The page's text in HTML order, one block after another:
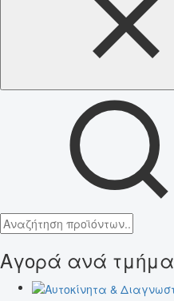
Αγορά ανά τμήμα